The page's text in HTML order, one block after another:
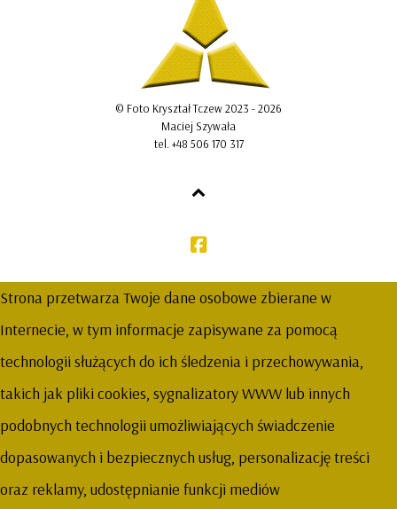
© Foto Kryształ Tczew 2023 - 2026
Maciej Szywała
tel. +48 506 170 317
Strona przetwarza Twoje dane osobowe zbierane w
Internecie, w tym informacje zapisywane za pomocą
technologii służących do ich śledzenia i przechowywania,
takich jak pliki cookies, sygnalizatory WWW lub innych
podobnych technologii umożliwiających świadczenie
dopasowanych i bezpiecznych usług, personalizację treści
oraz reklamy, udostępnianie funkcji mediów